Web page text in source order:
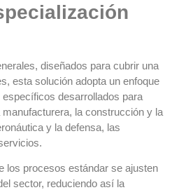
diseñados para cubrir una
esta solución adopta un enfoque
desarrollados para
la construcción y la
y la defensa, las
los procesos estándar se ajusten
sector, reduciendo así la